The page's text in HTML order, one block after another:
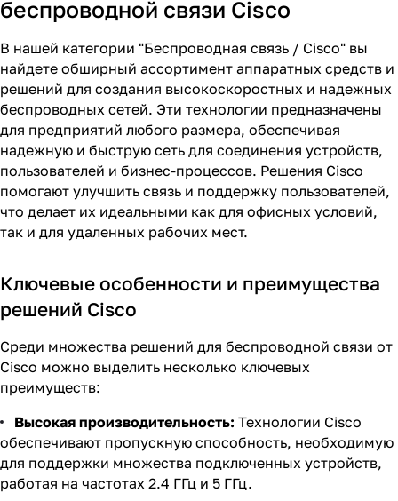
беспроводной связи Cisco
В нашей категории "Беспроводная связь / Cisco" вы
найдете обширный ассортимент аппаратных средств и
решений для создания высокоскоростных и надежных
беспроводных сетей. Эти технологии предназначены
для предприятий любого размера, обеспечивая
надежную и быструю сеть для соединения устройств,
пользователей и бизнес-процессов. Решения Cisco
помогают улучшить связь и поддержку пользователей,
что делает их идеальными как для офисных условий,
так и для удаленных рабочих мест.
Ключевые особенности и преимущества
решений Cisco
Среди множества решений для беспроводной связи от
Cisco можно выделить несколько ключевых
преимуществ:
Высокая производительность: Технологии Cisco
обеспечивают пропускную способность, необходимую
для поддержки множества подключенных устройств,
работая на частотах 2.4 ГГц и 5 ГГц.